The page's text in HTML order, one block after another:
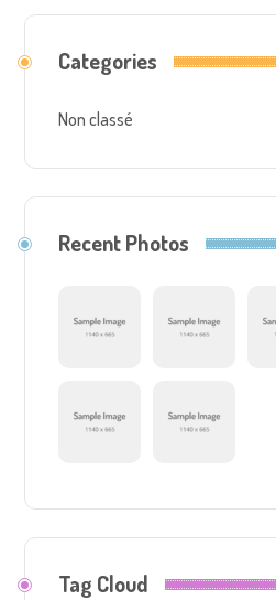
Categories
Non classé
Recent Photos
Tag Cloud